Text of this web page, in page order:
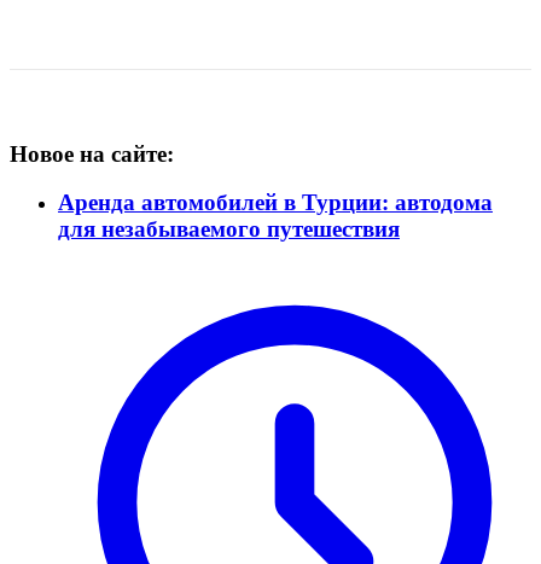
Новое на сайте:
Аренда автомобилей в Турции: автодома
для незабываемого путешествия